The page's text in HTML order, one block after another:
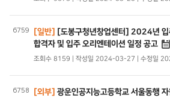
6759 [일반] [도봉구청년창업센터] 2024년 입
합격자 및 입주 오리엔테이션 일정 공고
조회수 8159 | 작성일 2024-03-27 | 수정일
6758 [외부] 광운인공지능고등학교 서울동행